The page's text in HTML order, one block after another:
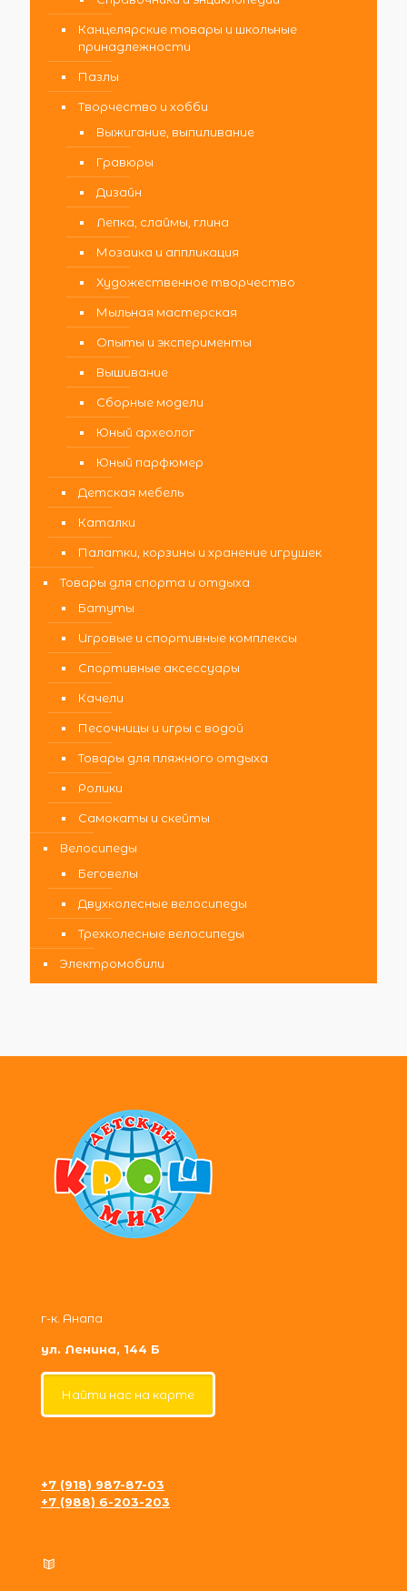
Канцелярские товары и школьные
принадлежности
Пазлы
Творчество и хобби
Выжигание, выпиливание
Гравюры
Дизайн
Лепка, слаймы, глина
Мозаика и аппликация
Художественное творчество
Мыльная мастерская
Опыты и эксперименты
Вышивание
Сборные модели
Юный археолог
Юный парфюмер
Детская мебель
Каталки
Палатки, корзины и хранение игрушек
Товары для спорта и отдыха
Батуты
Игровые и спортивные комплексы
Спортивные аксессуары
Качели
Песочницы и игры с водой
Товары для пляжного отдыха
Ролики
Самокаты и скейты
Велосипеды
Беговелы
Двухколесные велосипеды
Трехколесные велосипеды
Электромобили
г-к. Анапа
ул. Ленина, 144 Б
Найти нас на карте
+7 (918) 987-87-03
+7 (988) 6-203-203